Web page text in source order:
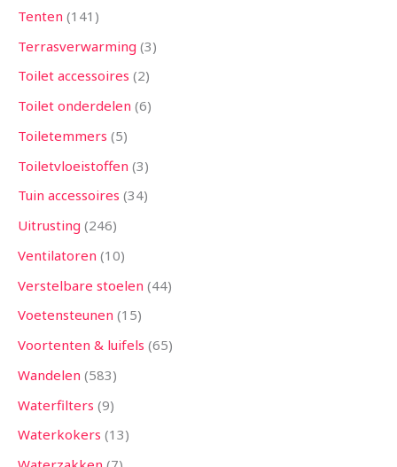
Tenten 141
Terrasverwarming 3
Toilet accessoires 2
Toilet onderdelen 6
Toiletemmers 5
Toiletvloeistoffen 3
Tuin accessoires 34
Uitrusting 246
Ventilatoren 10
Verstelbare stoelen 44
Voetensteunen 15
Voortenten & luifels 65
Wandelen 583
Waterfilters 9
Waterkokers 13